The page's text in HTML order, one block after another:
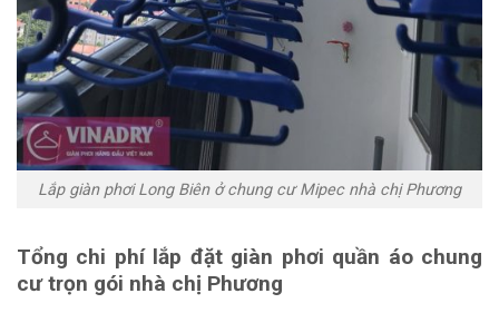
Lắp giàn phơi Long Biên ở chung cư Mipec nhà chị Phương
Tổng chi phí lắp đặt giàn phơi quần áo chung
cư trọn gói nhà chị Phương